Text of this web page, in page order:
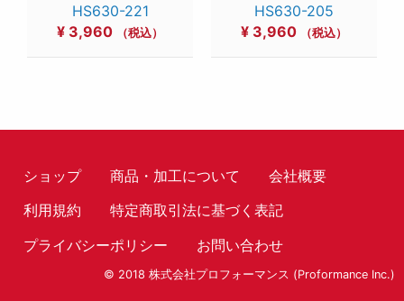
HS630-221
¥ 3,960 （税込）
HS630-205
¥ 3,960 （税込）
ショップ 商品・加工について
会社概要
利用規約
特定商取引法に基づく表記
プライバシーポリシー
お問い合わせ
© 2018 株式会社プロフォーマンス (Proformance Inc.)